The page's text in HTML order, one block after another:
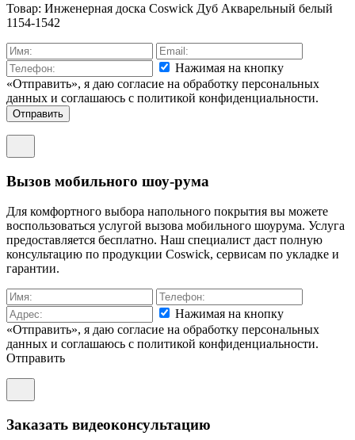
Товар: Инженерная доска Coswick Дуб Акварельный белый
1154-1542
Нажимая на кнопку
«Отправить», я даю согласие на обработку персональных
данных и соглашаюсь c политикой конфиденциальности.
Отправить
Вызов мобильного шоу-рума
Для комфортного выбора напольного покрытия вы можете
воспользоваться услугой вызова мобильного шоурума. Услуга
предоставляется бесплатно. Наш специалист даст полную
консультацию по продукции Coswick, сервисам по укладке и
гарантии.
Нажимая на кнопку
«Отправить», я даю согласие на обработку персональных
данных и соглашаюсь c политикой конфиденциальности.
Отправить
Заказать видеоконсультацию